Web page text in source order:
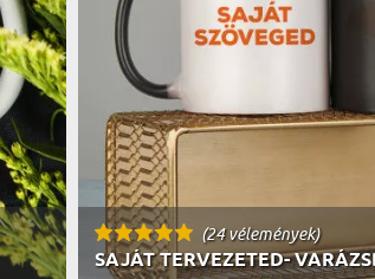
(24 vélemények)
SAJÁT TERVEZETED-